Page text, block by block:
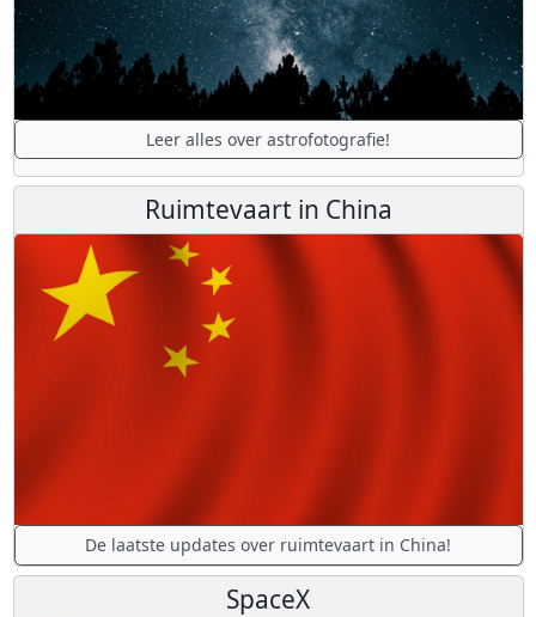
Leer alles over astrofotografie!
Ruimtevaart in China
De laatste updates over ruimtevaart in China!
SpaceX